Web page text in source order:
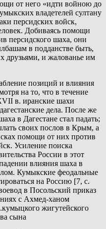
от него «идти войною до
владетелей султану
персидских войск,
Добиваясь помощи
персидского шаха, они
в подданстве быть,
друзьями, и жалованье им
позиций и влияния
на то, что в течение
в. иранские шахи
дела. После же
в Дагестане стал падать;
своих послов в Крым, а
помощи от них против
Усиление поиска
России в этот
влияния шаха в
Кумыкские феодальные
на Россию [7, с.
в Посольский приказ
с Ахмед-ханом
жигутейского
сына